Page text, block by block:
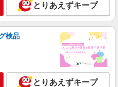
No/0897105
業など
月収例：231、000円（月収例21日
（残業・休日出勤手当て等が含ま
郡板倉町 ＊車・バイク通勤OK
詳細を見る
とりあえずキープ
検品
とりあえずキープ